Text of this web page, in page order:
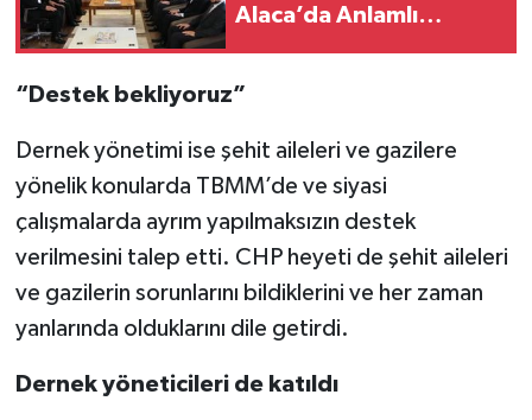
Alaca’da Anlamlı
“Destek bekliyoruz”
Dernek yönetimi ise şehit aileleri ve gazilere
yönelik konularda TBMM’de ve siyasi
çalışmalarda ayrım yapılmaksızın destek
verilmesini talep etti. CHP heyeti de şehit aileleri
ve gazilerin sorunlarını bildiklerini ve her zaman
yanlarında olduklarını dile getirdi.
Dernek yöneticileri de katıldı